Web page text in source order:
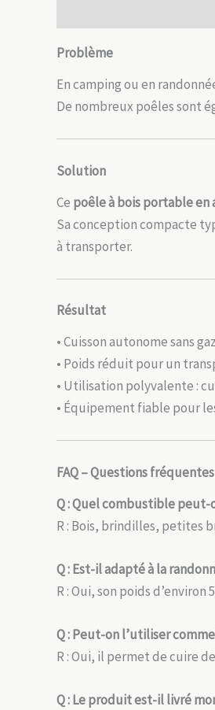
Problème
En camping ou en
De nombreux poêles sont
Solution
Ce poêle à bois portable en
Sa conception compacte
à transporter.
Résultat
• Cuisson autonome sans
• Poids réduit pour un
• Utilisation polyvalente :
• Équipement fiable pour
FAQ – Questions fréquentes
Q : Quel combustible peut-
R : Bois, brindilles, petites
Q : Est-il adapté à la
R : Oui, son poids
Q : Peut-on l’utiliser
R : Oui, il permet de cuire
Q : Le produit est-il livré